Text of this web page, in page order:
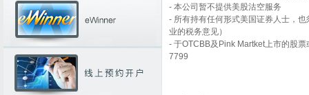
- 本公司暂不提供美股沽空服务
- 所有持有任何形式美国证券人士，
业的税务意见）
- 于OTCBB及 Pink Martket上市的股票
7799